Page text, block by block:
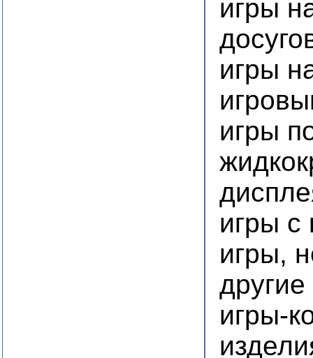
игры
игры
игры
игры с
игры,
игры-